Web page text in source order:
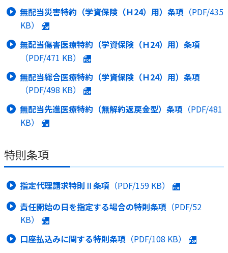
無配当災害特約（学資保険（Ｈ24）用）条項 （PDF/435
KB）
無配当傷害医療特約（学資保険（Ｈ24）用）条項
（PDF/471 KB）
無配当総合医療特約（学資保険（Ｈ24）用）条項
（PDF/498 KB）
無配当先進医療特約（無解約返戻金型）条項 （PDF/481
KB）
特則条項
指定代理請求特則Ⅱ条項 （PDF/159 KB）
責任開始の日を指定する場合の特則条項 （PDF/52
KB）
口座払込みに関する特則条項 （PDF/108 KB）